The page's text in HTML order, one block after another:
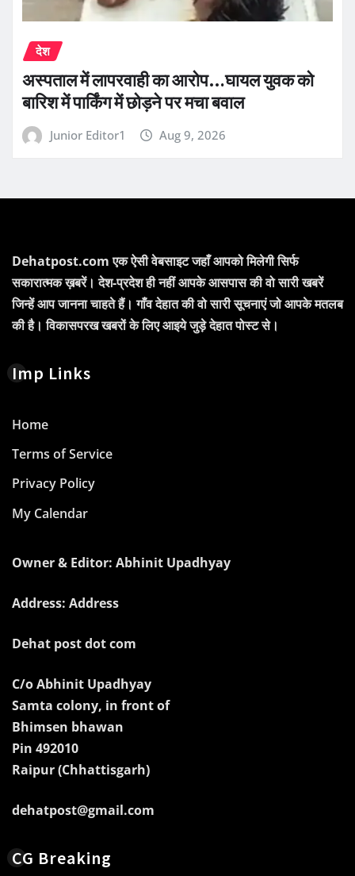
देश
अस्पताल में लापरवाही का आरोप…घायल युवक को
बारिश में पार्किंग में छोड़ने पर मचा बवाल
Junior Editor1 Aug 9, 2026
Dehatpost.com एक ऐसी वेबसाइट जहाँ आपको मिलेगी सिर्फ
सकारात्मक ख़बरें। देश-प्रदेश ही नहीं आपके आसपास की वो सारी खबरें
जिन्हें आप जानना चाहते हैं। गाँव देहात की वो सारी सूचनाएं जो आपके मतलब
की है। विकासपरख खबरों के लिए आइये जुड़े देहात पोस्ट से।
Imp Links
Home
Terms of Service
Privacy Policy
My Calendar
Owner & Editor: Abhinit Upadhyay
Address: Address
Dehat post dot com
C/o Abhinit Upadhyay
Samta colony, in front of
Bhimsen bhawan
Pin 492010
Raipur (Chhattisgarh)
dehatpost@gmail.com
CG Breaking